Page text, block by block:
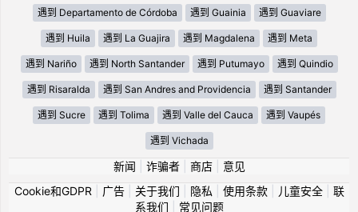
遇到 Departamento de Córdoba 遇到 Guainia 遇到 Guaviare
遇到 Huila 遇到 La Guajira 遇到 Magdalena 遇到 Meta
遇到 Nariño 遇到 North Santander 遇到 Putumayo 遇到 Quindio
遇到 Risaralda 遇到 San Andres and Providencia 遇到 Santander
遇到 Sucre 遇到 Tolima 遇到 Valle del Cauca 遇到 Vaupés
遇到 Vichada
新闻 诈骗者| 商店| 意见
Cookie和GDPR
广告| 关于我们 隐私 使用条款| 儿童安全| 联
系我们
常见问题